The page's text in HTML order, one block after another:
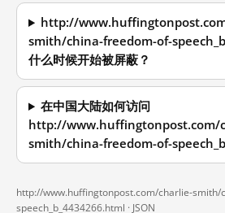
http://
smith/china-freedom-of-
什么时候开始被屏蔽？
在中国大陆如何访问
http://www.huffingtonpost.com/
smith/china-freedom-of-
http://www.huffingtonpost.com/charlie-smith/
speech_b_4434266.html · JSON